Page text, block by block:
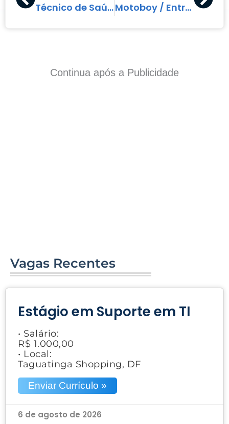
Técnico de Saúde Bucal Motoboy / Entregador
Continua após a Publicidade
Vagas Recentes
Estágio em Suporte em TI
• Salário:
R$ 1.000,00
• Local:
Taguatinga Shopping, DF
Enviar Currículo »
6 de agosto de 2026